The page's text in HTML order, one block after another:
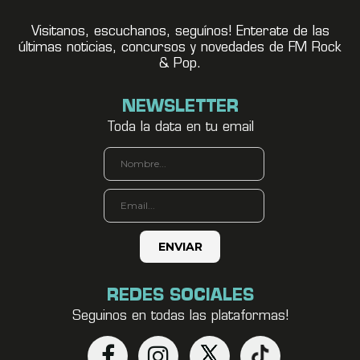
Visitanos, escuchanos, seguínos! Enterate de las
últimas noticias, concursos y novedades de FM Rock
& Pop.
NEWSLETTER
Toda la data en tu email
REDES SOCIALES
Seguinos en todas las plataformas!